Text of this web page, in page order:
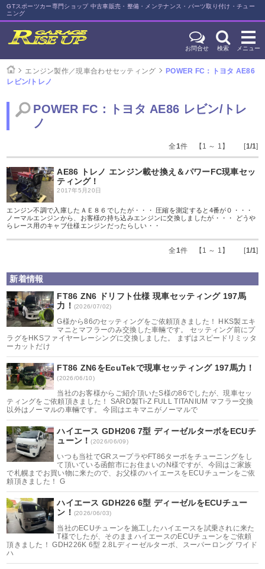
GTスポーツカー専門ショップ 中古車販売・整備・メンテナンス・パーツ取り付け・チュー
ニング
お問合せ 検索 メニュー
エンジン製作／現車合わせセッティング
POWER FC：トヨタ AE86
レビン/トレノ
POWER FC：トヨタ AE86 レビン/トレ
ノ
全1件 【1 ～ 1】 [1/1]
AE86 トレノ エンジン載せ換え＆パワーFC現車セッ
ティング！
2017年5月20日
エンジン不調で入庫したＡＥ８６でしたが・・・ 圧縮を測定すると4番が０・・・
ノーマルエンジンから、お客様の持ち込みエンジンに交換しましたが・・・ どうや
らレース用のキャブ仕様エンジンだったらしい・・
全1件 【1 ～ 1】 [1/1]
新着情報
FT86 ZN6 ドリフト仕様 現車セッティング 197馬
力！ (2026/07/02)
G様から86のセッティングをご依頼頂きました！ HKS製エキ
マニとマフラーのみ交換した車輛です。 セッティング前にプ
ラグをHKSファイヤーレーシングに交換しました。 まずはスピードリミッタ
ーカットだけ
FT86 ZN6をEcuTekで現車セッティング 197馬力！
(2026/06/10)
当社のお客様からご紹介頂いたS様の86でしたが、現車セッ
ティングをご依頼頂きました！ SARD製Ti-Z FULL TITANIUM マフラー交換
以外はノーマルの車輛です。 今回はエキマニがノーマルで
ハイエース GDH206 7型 ディーゼルターボをECUチ
ューン！(2026/06/09)
いつも当社でGRスープラやFT86ターボをチューニングをし
て頂いている函館市にお住まいのN様ですが、今回はご家族
で札幌までお買い物に来たので、お父様のハイエースをECUチューンをご依
頼頂きました！ G
ハイエース GDH226 6型 ディーゼルをECUチュー
ン！ (2026/06/03)
当社のECUチューンを施工したハイエースを試乗されに来た
T様でしたが、そのままハイエースのECUチューンをご依頼
頂きました！ GDH226K 6型 2.8Lディーゼルターボ、スーパーロング ワイド
ハ